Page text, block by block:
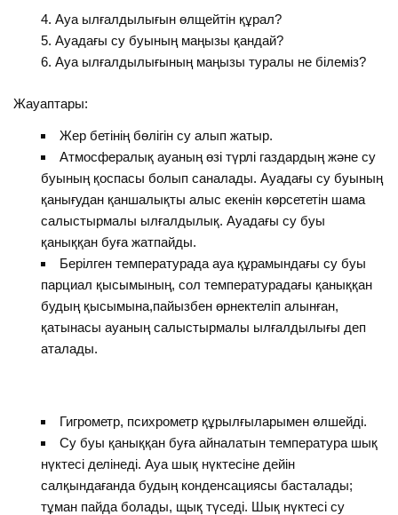
Ауа ылғалдылығын өлщейтін құрал?
Ауадағы су буының маңызы қандай?
Ауа ылғалдылығының маңызы туралы не білеміз?
Жауаптары:
Жер бетінің бөлігін су алып жатыр.
Атмосфералық ауаның өзі түрлі газдардың және су
буының қоспасы болып саналады. Ауадағы су буының
қанығудан қаншалықты алыс екенін көрсететін шама
салыстырмалы ылғалдылық. Ауадағы су буы
қаныққан буға жатпайды.
Берілген температурада ауа құрамындағы су буы
парциал қысымының, сол температурадағы қаныққан
будың қысымына,пайызбен өрнектеліп алынған,
қатынасы ауаның салыстырмалы ылғалдылығы деп
аталады.
Гигрометр, психрометр құрылғыларымен өлшейді.
Су буы қаныққан буға айналатын температура шық
нүктесі делінеді. Ауа шық нүктесіне дейін
салқындағанда будың конденсациясы басталады;
тұман пайда болады, щық түседі. Шық нүктесі су